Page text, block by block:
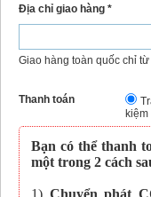
Địa chỉ giao hàng *
Giao hàng toàn quốc chỉ từ
Thanh toán
Bạn có thể thanh
một trong 2 cách
1) Chuyển phát